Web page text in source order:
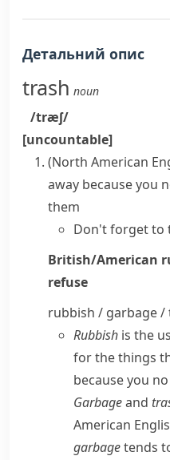
Детальний опис
trash noun
/træʃ/
[uncountable]
(North American
away because you
them
Don't forget to
British/American
refuse
rubbish / garbage
Rubbish is the
for the things
because you
Garbageand
American
garbagetends